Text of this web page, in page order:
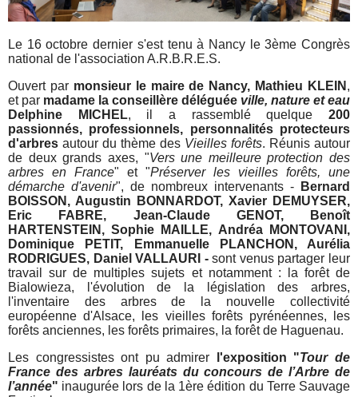
Le 16 octobre dernier s'est tenu à Nancy le 3ème Congrès
national de l'association A.R.B.R.E.S.
Ouvert par monsieur le maire de Nancy, Mathieu KLEIN ,
et par madame la conseillère déléguée ville, nature et eau
Delphine MICHEL, il a rassemblé quelque200
passionnés, professionnels, personnalités protecteurs
d'arbres autour du thème des Vieilles forêts. Réunis autour
de deux grands axes, "Vers une meilleure protection des
arbres en France" et "Préserver les vieilles forêts, une
démarche d'avenir", de nombreux intervenants -
Bernard
BOISSON, Augustin BONNARDOT, Xavier DEMUYSER,
Eric FABRE, Jean-Claude GENOT, Benoît
HARTENSTEIN, Sophie MAILLE, Andréa MONTOVANI,
Dominique PETIT, Emmanuelle PLANCHON, Aurélia
RODRIGUES, Daniel VALLAURI -sont venus partager leur
travail sur de multiples sujets et notamment : la forêt de
Bialowieza, l'évolution de la législation des arbres,
l'inventaire des arbres de la nouvelle collectivité
européenne d'Alsace, les vieilles forêts pyrénéennes, les
forêts anciennes, les forêts primaires, la forêt de Haguenau.
Les congressistes ont pu admirer
l'exposition "Tour de
France des arbres lauréats du concours de l’Arbre de
l’année" inaugurée lors de la 1ère édition du Terre Sauvage